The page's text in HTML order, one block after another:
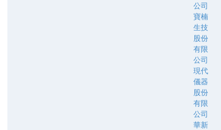
公司
寶楠
生技
股份
有限
公司
現代
儀器
股份
有限
公司
華新